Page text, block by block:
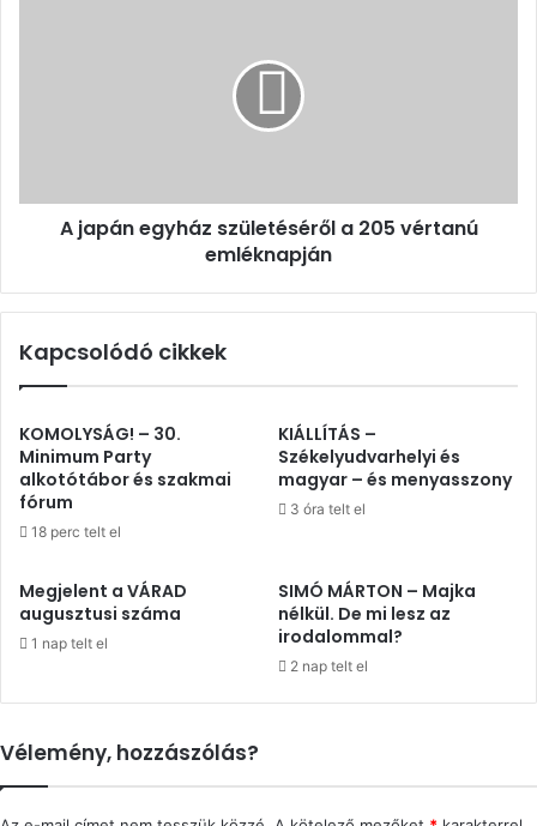
A japán egyház születéséről a 205 vértanú
emléknapján
Kapcsolódó cikkek
KOMOLYSÁG! – 30.
Minimum Party
alkotótábor és szakmai
fórum
18 perc telt el
KIÁLLÍTÁS –
Székelyudvarhelyi és
magyar – és menyasszony
3 óra telt el
Megjelent a VÁRAD
augusztusi száma
1 nap telt el
SIMÓ MÁRTON – Majka
nélkül. De mi lesz az
irodalommal?
2 nap telt el
Vélemény, hozzászólás?